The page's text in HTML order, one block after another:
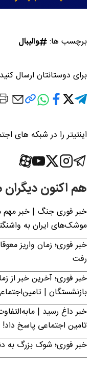
برچسب ها: والیبال
برای دوستانتان ارسال کنید
اینتیتر را در شبکه های
هم اکنون دیگران
خبر فوری جنگ | خبر مهم
موشک‌های ایران به
خبر فوری؛ زمان واریز
رفت
خبر فوری؛ آخرین خبر از
بازنشستگان |
خبر داغ رسید |
تامین اجتماعی پاسخ داد!
خبر فوری؛‌ شوک بزرگ به